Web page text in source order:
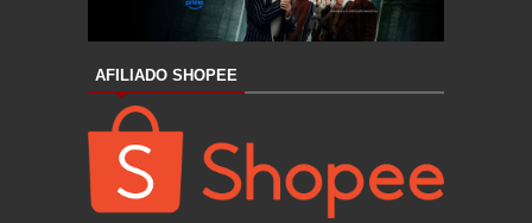
AFILIADO SHOPEE